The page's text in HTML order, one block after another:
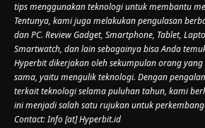
tips menggunakan teknologi untuk membantu
Tentunya, kami juga melakukan pengulasan
dan PC. Review Gadget, Smartphone, Tablet,
Smartwatch, dan lain sebagainya bisa Anda
Hyperbit dikerjakan oleh sekumpulan orang
sama, yaitu mengulik teknologi. Dengan
terkait teknologi selama puluhan tahun, kami
ini menjadi salah satu rujukan untuk
Contact: Info [at] Hyperbit.id